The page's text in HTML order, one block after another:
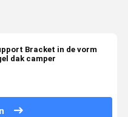
Bracket in de vorm
dak camper